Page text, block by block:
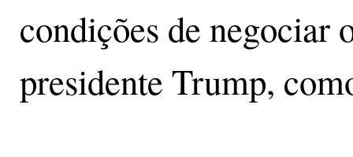
condições de
presidente Trump,